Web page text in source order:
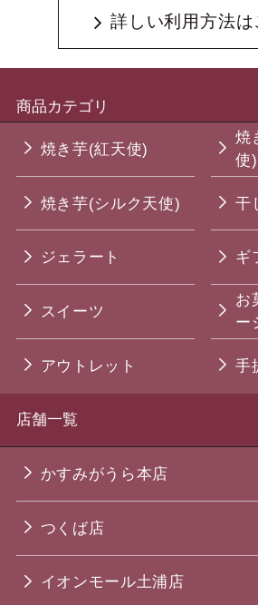
詳しい利用方法は
商品カテゴリ
焼き芋(紅天使)
焼
使)
焼き芋(シルク天使) 干
ジェラート ギ
スイーツ
お
ー
アウトレット 手
店舗一覧
かすみがうら本店
つくば店
イオンモール土浦店